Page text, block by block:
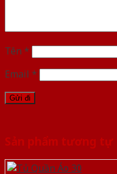
Tên *
Email *
Sản phẩm tương tự